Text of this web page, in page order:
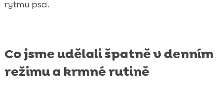
rytmu psa.
Co jsme udělali špatně v denním
režimu a krmné rutině